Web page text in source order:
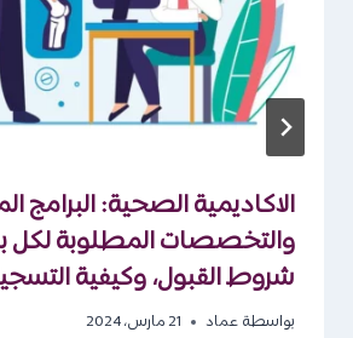
الاكاديمية الصحية: البرامج
والتخصصات المطلوبة لكل
شروط القبول، وكيفية
بواسطة عماد 21 مارس، 2024